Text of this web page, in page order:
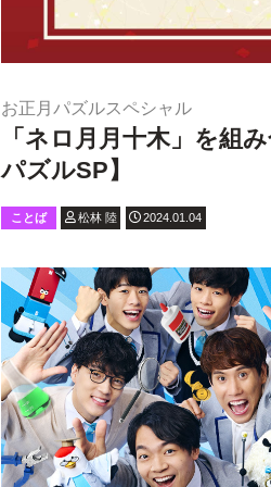
お正月パズルスペシャル
「ネロ月月十木」を組
パズルSP】
ことば 松林 陸 2024.01.04